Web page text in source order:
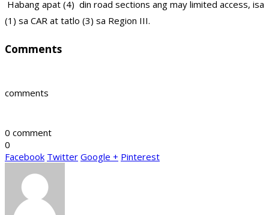
Habang apat (4) din road sections ang may limited access, isa
(1) sa CAR at tatlo (3) sa Region III.
Comments
comments
0 comment
0
Facebook Twitter Google + Pinterest